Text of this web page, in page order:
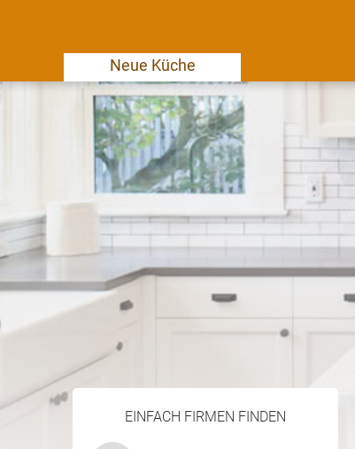
Neue Küche
EINFACH FIRMEN FINDEN